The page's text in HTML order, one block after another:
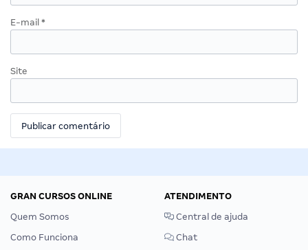
E-mail *
Site
GRAN CURSOS ONLINE
Quem Somos
Como Funciona
ATENDIMENTO
Central de ajuda
Chat